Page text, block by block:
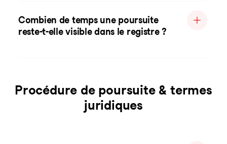
Combien de temps une poursuite
reste-t-elle visible dans le registre ?
Procédure de poursuite & termes
juridiques